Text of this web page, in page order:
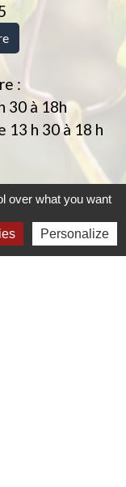
:
30 à 18h
13 h 30 à 18 h
over what you want
Personalize